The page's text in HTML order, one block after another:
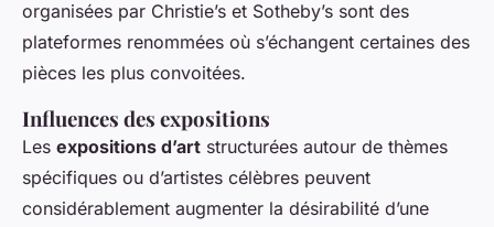
organisées par Christie’s et Sotheby’s sont des
plateformes renommées où s’échangent certaines des
pièces les plus convoitées.
Influences des expositions
Les expositions d’art structurées autour de thèmes
spécifiques ou d’artistes célèbres peuvent
considérablement augmenter la désirabilité d’une